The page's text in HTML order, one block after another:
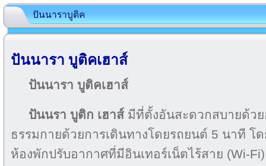
ปันนาราบูติค
ปันนารา บูติคเฮาส์
ปันนารา บูติคเฮาส์
ปันนรา บูติก เฮาส์ มีที่ตั้งอันสะดวกสบายด้ว
ธรรมกายด้วยการเดินทางโดยรถยนต์ 5 นาที โ
ห้องพักปรับอากาศที่มีอินเทอร์เน็ตไร้สาย (Wi-